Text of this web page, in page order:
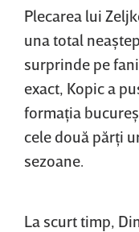
Plecarea lui
una total
surprinde pe
exact, Kopic a
formaţia
cele două părţi
sezoane.
La scurt timp,